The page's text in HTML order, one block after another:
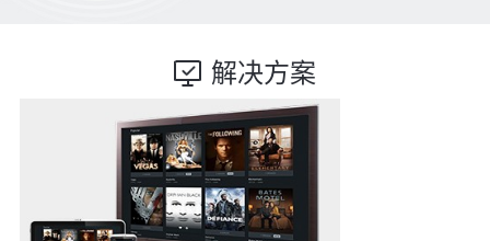
解决方案